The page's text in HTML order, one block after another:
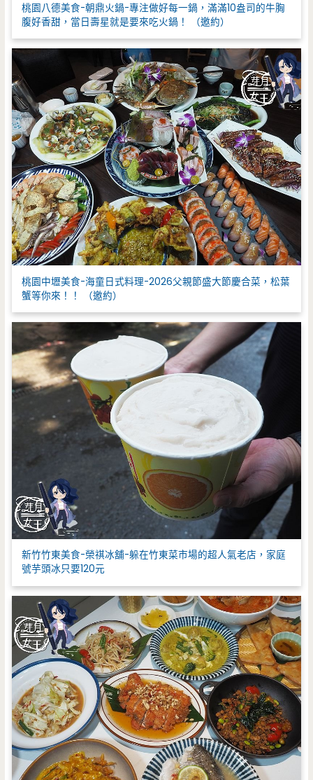
桃園八德美食-朝鼎火鍋-專注做好每一鍋，滿滿10盎司的牛胸
腹好香甜，當日壽星就是要來吃火鍋！ （邀約）
桃園中壢美食-海童日式料理-2026父親節盛大節慶合菜，松葉
蟹等你來！！ （邀約）
新竹竹東美食-榮祺冰舖-躲在竹東菜市場的超人氣老店，家庭
號芋頭冰只要120元